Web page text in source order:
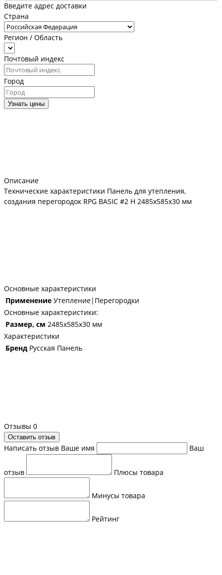
Введите адрес доставки
Страна
Регион / Область
Почтовый индекс
Город
Узнать цены
Описание
Технические характеристики Панель для утепления,
создания перегородок RPG BASIC #2 H 2485х585х30 мм
Основные характеристики
Применение Утепление|Перегородки
Основные характеристики:
Размер, см 2485х585х30 мм
Характеристики
Бренд Русская Панель
Отзывы 0
Оставить отзыв
Написать отзыв Ваше имя Ваш
отзыв Плюсы товара
Минусы товара
Рейтинг